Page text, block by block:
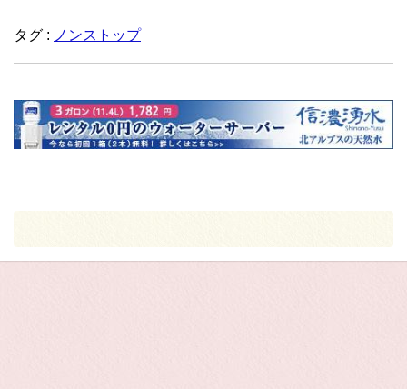
タグ : ノンストップ